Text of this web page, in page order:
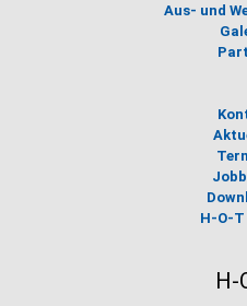
Aus- und
H-O-
H-